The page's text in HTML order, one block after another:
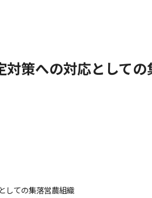
策への対応としての
しての集落営農組織